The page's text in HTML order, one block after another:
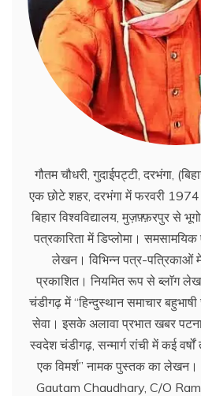
गौतम चौधरी, गुदाईपट्टी, दरभंगा,
एक छोटे शहर, दरभंगा में फरवरी
बिहार विश्वविद्यालय, मुज़फ़्फ़रपुर से
पत्रकारिता में डिप्लोमा। समसामयिक
लेखन। विभिन्न पत्र-
प्रकाशित। नियमित रूप से ब्लाॅग
चंडीगढ़ में ‘‘हिन्दुस्थान समाचार
सेवा। इसके अलावा प्रभात खबर
स्वदेश चंडीगढ़, सन्मार्ग रांची में कई वर्षों
एक विमर्श’’ नामक पुस्तक का
Gautam Chaudhary, C/O